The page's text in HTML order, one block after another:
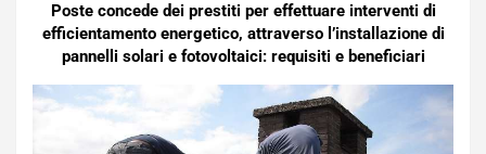
Poste concede dei prestiti per effettuare interventi di
efficientamento energetico, attraverso l’installazione di
pannelli solari e fotovoltaici: requisiti e beneficiari